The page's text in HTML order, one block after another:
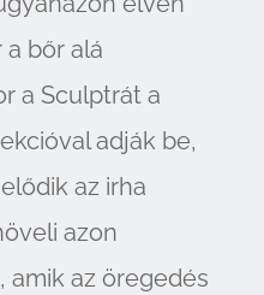
bőr alá
a Sculptrát a
adják be,
az irha
azon
az öregedés